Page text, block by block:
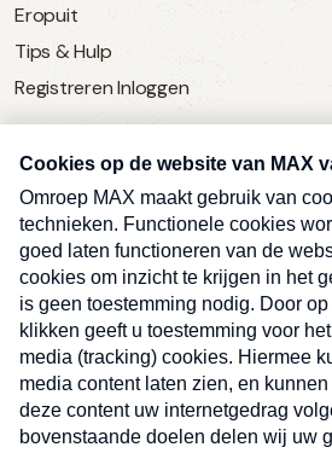
Eropuit
Tips & Hulp
Registreren Inloggen
SERVICE
Over Omroep MAX
MAX Vandaag
MAX Meldpunt
Pers
Contact
Algemene voorwaarden
Privacyverklaring
Ben je benieuwd